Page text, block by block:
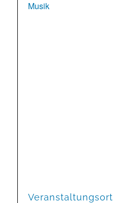
Musik
Veranstaltungsort